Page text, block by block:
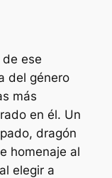
ese
del género
más
en él. Un
dragón
homenaje al
elegir a